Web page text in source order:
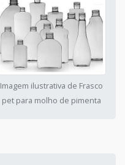
Imagem ilustrativa de Frasco
pet para molho de pimenta